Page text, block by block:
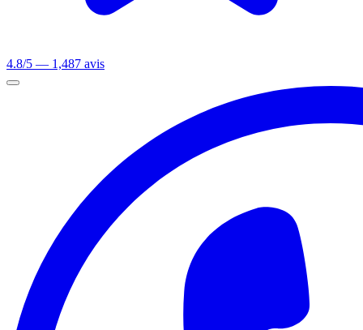
4.8/5 — 1,487 avis
Ouvrir le menu